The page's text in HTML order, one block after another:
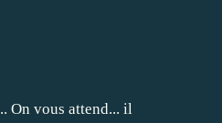
On vous attend... il